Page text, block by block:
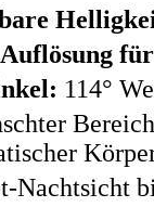
114°
Nachtsicht